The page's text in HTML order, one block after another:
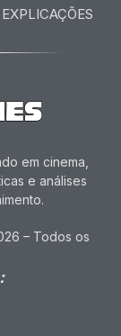
em cinema,
e análises
– Todos os